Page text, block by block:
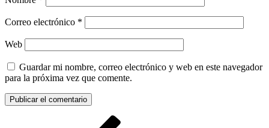
Correo electrónico *
Web
Guardar mi nombre, correo electrónico y web en este navegador
para la próxima vez que comente.